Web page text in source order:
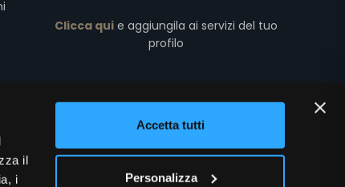
il
i
Accetta tutti
Personalizza
Clicca quie aggiungila ai servizi del tuo
profilo